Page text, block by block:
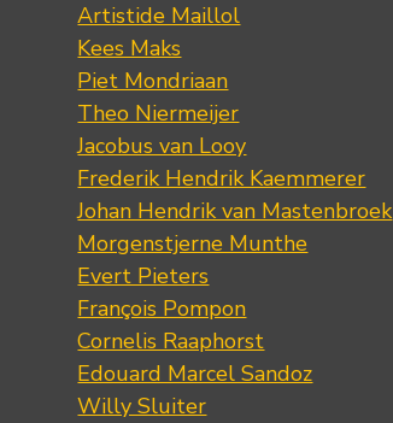
Artistide Maillol
Kees Maks
Piet Mondriaan
Theo Niermeijer
Jacobus van Looy
Frederik Hendrik Kaemmerer
Johan Hendrik van Mastenbroek
Morgenstjerne Munthe
Evert Pieters
François Pompon
Cornelis Raaphorst
Edouard Marcel Sandoz
Willy Sluiter